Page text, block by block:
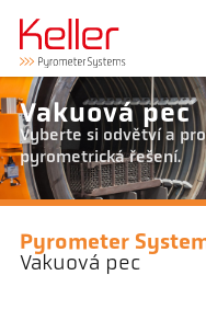
Vakuová pec
Vyberte si odvětví a
pyrometrická řešení.
Pyrometer
Vakuová pec